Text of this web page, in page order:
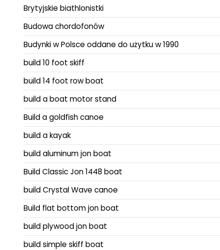
Brytyjskie biathlonistki
Budowa chordofonów
Budynki w Polsce oddane do użytku w 1990
build 10 foot skiff
build 14 foot row boat
build a boat motor stand
Build a goldfish canoe
build a kayak
build aluminum jon boat
Build Classic Jon 1448 boat
build Crystal Wave canoe
Build flat bottom jon boat
build plywood jon boat
build simple skiff boat